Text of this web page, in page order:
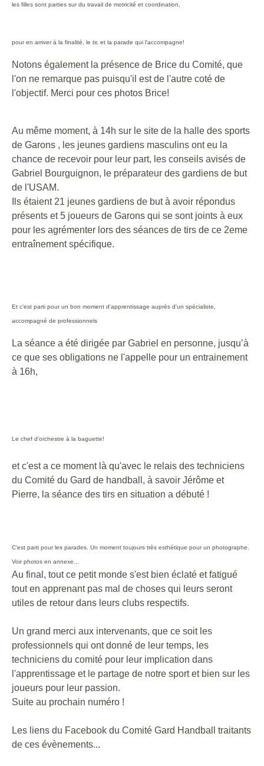
les filles sont parties sur du travail de motricité et coordination,
pour en arriver à la finalité, le tir, et la parade qui l'accompagne!
Notons également la présence de Brice du Comité, que
l'on ne remarque pas puisqu'il est de l'autre coté de
l'objectif. Merci pour ces photos Brice!
Au même moment, à 14h sur le site de la halle des sports
de Garons , les jeunes gardiens masculins ont eu la
chance de recevoir pour leur part, les conseils avisés de
Gabriel Bourguignon, le préparateur des gardiens de but
de l'USAM.
Ils étaient 21 jeunes gardiens de but à avoir répondus
présents et 5 joueurs de Garons qui se sont joints à eux
pour les agrémenter lors des séances de tirs de ce 2eme
entraînement spécifique.
Et c'est parti pour un bon moment d'apprentissage auprès d'un spécialiste,
accompagné de professionnels
La séance a été dirigée par Gabriel en personne, jusqu’à
ce que ses obligations ne l'appelle pour un entrainement
à 16h,
Le chef d'orchestre à la baguette!
et c'est a ce moment là qu'avec le relais des techniciens
du Comité du Gard de handball, à savoir Jérôme et
Pierre, la séance des tirs en situation a débuté !
C'est parti pour les parades. Un moment toujours très esthétique pour un photographe.
Voir photos en annexe...
Au final, tout ce petit monde s'est bien éclaté et fatigué
tout en apprenant pas mal de choses qui leurs seront
utiles de retour dans leurs clubs respectifs.
Un grand merci aux intervenants, que ce soit les
professionnels qui ont donné de leur temps, les
techniciens du comité pour leur implication dans
l'apprentissage et le partage de notre sport et bien sur les
joueurs pour leur passion.
Suite au prochain numéro !
Les liens du Facebook du Comité Gard Handball traitants
de ces évènements...